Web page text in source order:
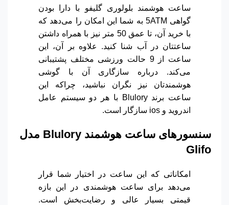
ساعت هوشمند بلولوری گلیفو با دارا بودن
گواهی 5ATM به شما این امکان را می‌دهد که
با خرید آن، تا عمق 50 متر نیز با همراه داشتن
ساعتتان در آب شنا کنید. علاوه بر آن، این
ساعت از 9 حالت ورزشی مختلف پشتیبانی
می‌کند. درباره سازگاری آن با گوشی
هوشمندتان نیز نگران نباشید، چراکه این
ساعت برند Blulory با هر دو سیستم عامل
اندروید و ios سازگار است.
سنسورهای ساعت هوشمند Blulory مدل
Glifo
امکاناتی که این ساعت در اختیار شما قرار
می‌دهد برای ساعت هوشمندی در این بازه
قیمتی بسیار عالی و رضایت‌بخش است.